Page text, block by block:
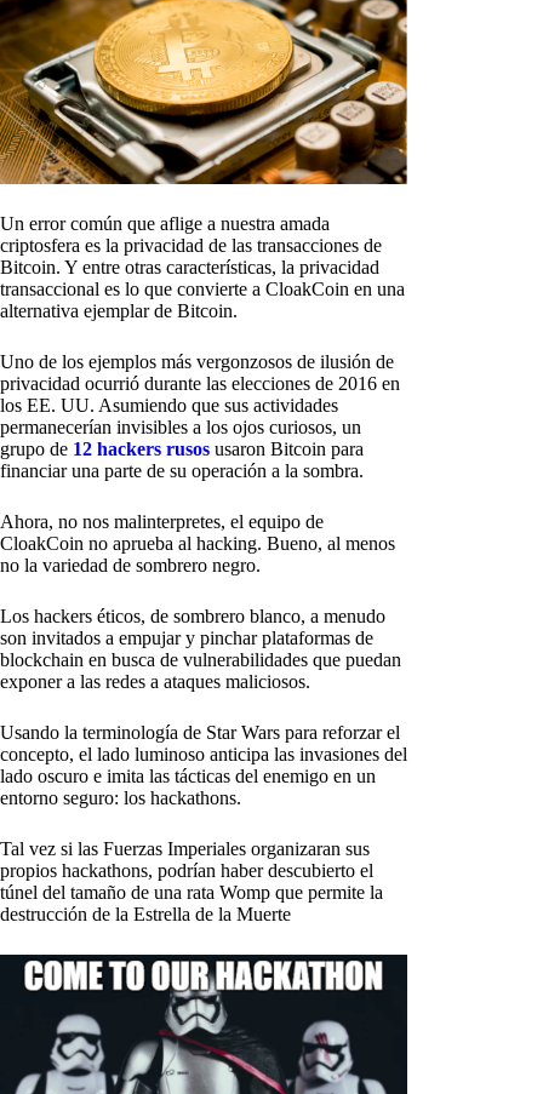
Un error común que aflige a nuestra amada
criptosfera es la privacidad de las transacciones de
Bitcoin. Y entre otras características, la privacidad
transaccional es lo que convierte a CloakCoin en una
alternativa ejemplar de Bitcoin.
Uno de los ejemplos más vergonzosos de ilusión de
privacidad ocurrió durante las elecciones de 2016 en
los EE. UU. Asumiendo que sus actividades
permanecerían invisibles a los ojos curiosos, un
grupo de 12 hackers rusos usaron Bitcoin para
financiar una parte de su operación a la sombra.
Ahora, no nos malinterpretes, el equipo de
CloakCoin no aprueba al hacking. Bueno, al menos
no la variedad de sombrero negro.
Los hackers éticos, de sombrero blanco, a menudo
son invitados a empujar y pinchar plataformas de
blockchain en busca de vulnerabilidades que puedan
exponer a las redes a ataques maliciosos.
Usando la terminología de Star Wars para reforzar el
concepto, el lado luminoso anticipa las invasiones del
lado oscuro e imita las tácticas del enemigo en un
entorno seguro: los hackathons.
Tal vez si las Fuerzas Imperiales organizaran sus
propios hackathons, podrían haber descubierto el
túnel del tamaño de una rata Womp que permite la
destrucción de la Estrella de la Muerte